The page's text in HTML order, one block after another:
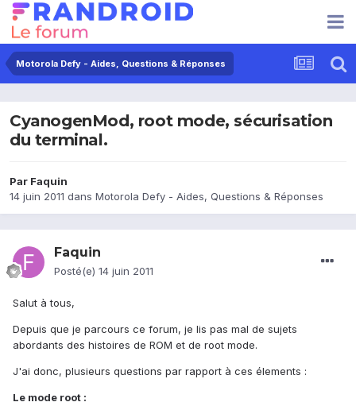
Motorola Defy - Aides, Questions & Réponses
CyanogenMod, root mode, sécurisation
du terminal.
Par Faquin
14 juin 2011 dans Motorola Defy - Aides, Questions & Réponses
Faquin
Posté(e) 14 juin 2011
Salut à tous,
Depuis que je parcours ce forum, je lis pas mal de sujets
abordants des histoires de ROM et de root mode.
J'ai donc, plusieurs questions par rapport à ces élements :
Le mode root :